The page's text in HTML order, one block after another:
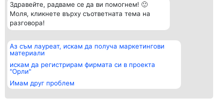
Здравейте, радваме се да ви помогнем! 🙂
Моля, кликнете върху съответната тема на
разговора!
Аз съм лауреат, искам да получа маркетингови
материали
искам да регистрирам фирмата си в проекта
"Орли"
Имам друг проблем
Организатор на
класиране
BulevardulAleea Timișul De
Sus Nr. 2, Bl. A30, Sc. A, Et.
4, Ap. 13
București 53-238
Класация
всички
Статут/Устав
Контакти